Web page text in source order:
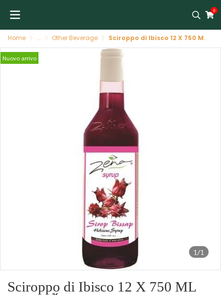
0
Home ... Other Beverage Sciroppo di Ibisco 12 X 750 ML ZENA น้ำหวานไซรัป กระเจียบแดง 12/750 ML ZENA
1/1
Nuovo arrivo
Sciroppo di Ibisco 12 X 750 ML